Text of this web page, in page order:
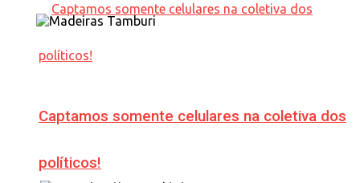
Captamos somente celulares na coletiva dos
políticos!